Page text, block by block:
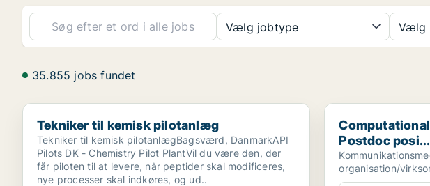
Vælg jobtype Vælg
35.855 jobs fundet
Tekniker til kemisk pilotanlæg
Tekniker til kemisk pilotanlæg
Tekniker til kemisk pilotanlægBagsværd, DanmarkAPI
Pilots DK - Chemistry Pilot PlantVil du være den, der
får piloten til at levere, når peptider skal modificeres,
nye processer skal indkøres, og ud..
Computational
Postdoc posi...
organisation/